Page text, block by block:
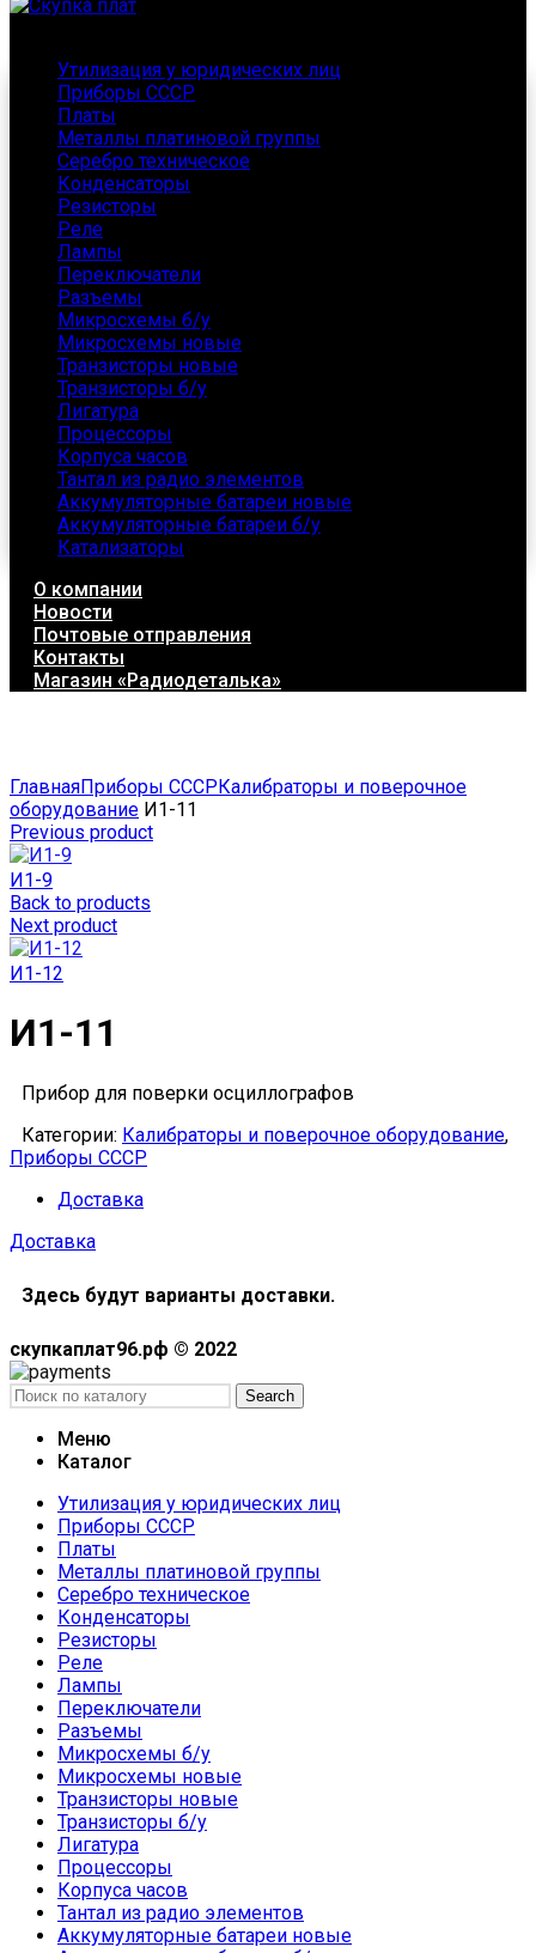
Утилизация у юридических лиц
Приборы СССР
Платы
Металлы платиновой группы
Серебро техническое
Конденсаторы
Резисторы
Реле
Лампы
Переключатели
Разъемы
Микросхемы б/у
Микросхемы новые
Транзисторы новые
Транзисторы б/у
Лигатура
Процессоры
Корпуса часов
Тантал из радио элементов
Аккумуляторные батареи новые
Аккумуляторные батареи б/у
Катализаторы
О компании
Новости
Почтовые отправления
Контакты
Магазин «Радиодеталька»
ГлавнаяПриборы СССРКалибраторы и поверочное
оборудование И1-11
Previous product
И1-9
Back to products
Next product
И1-12
И1-11
Прибор для поверки осциллографов
Категории: Калибраторы и поверочное оборудование,
Приборы СССР
Доставка
Доставка
Здесь будут варианты доставки.
скупкаплат96.рф © 2022
Search
Меню
Каталог
Утилизация у юридических лиц
Приборы СССР
Платы
Металлы платиновой группы
Серебро техническое
Конденсаторы
Резисторы
Реле
Лампы
Переключатели
Разъемы
Микросхемы б/у
Микросхемы новые
Транзисторы новые
Транзисторы б/у
Лигатура
Процессоры
Корпуса часов
Тантал из радио элементов
Аккумуляторные батареи новые